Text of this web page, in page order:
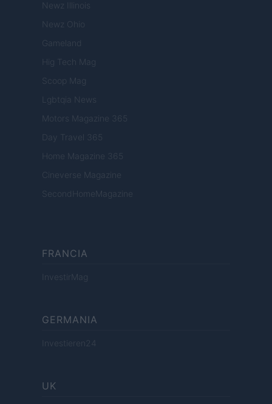
Newz Illinois
Newz Ohio
Gameland
Hig Tech Mag
Scoop Mag
Lgbtqia News
Motors Magazine 365
Day Travel 365
Home Magazine 365
Cineverse Magazine
SecondHomeMagazine
FRANCIA
InvestirMag
GERMANIA
Investieren24
UK